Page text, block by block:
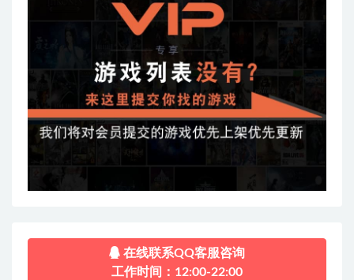
在线联系QQ客服咨询
工作时间：12:00-22:00